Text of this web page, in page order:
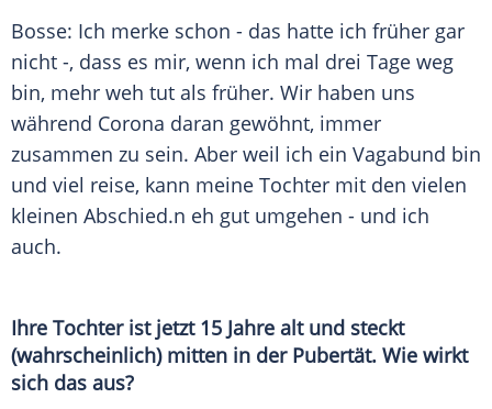
Bosse: Ich merke schon - das hatte ich früher gar
nicht -, dass es mir, wenn ich mal drei Tage weg
bin, mehr weh tut als früher. Wir haben uns
während Corona daran gewöhnt, immer
zusammen zu sein. Aber weil ich ein Vagabund bin
und viel reise, kann meine Tochter mit den vielen
kleinen Abschied.n eh gut umgehen - und ich
auch.
Ihre Tochter ist jetzt 15 Jahre alt und steckt
(wahrscheinlich) mitten in der Pubertät. Wie wirkt
sich das aus?